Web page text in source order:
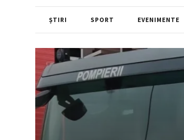
ȘTIRI SPORT EVENIMENTE